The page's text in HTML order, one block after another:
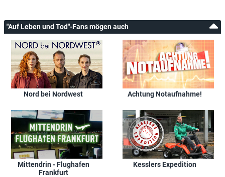
"Auf Leben und Tod"-Fans mögen auch
Nord bei Nordwest Achtung Notaufnahme!
Mittendrin - Flughafen
Frankfurt
Kesslers Expedition